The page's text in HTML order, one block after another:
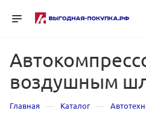
воздушным
Главная — Каталог —